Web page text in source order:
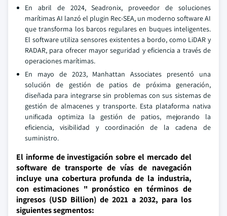
En abril de 2024, Seadronix, proveedor de soluciones
marítimas AI lanzó el plugin Rec-SEA, un moderno software AI
que transforma los barcos regulares en buques inteligentes.
El software utiliza sensores existentes a bordo, como LiDAR y
RADAR, para ofrecer mayor seguridad y eficiencia a través de
operaciones marítimas.
En mayo de 2023, Manhattan Associates presentó una
solución de gestión de patios de próxima generación,
diseñada para integrarse sin problemas con sus sistemas de
gestión de almacenes y transporte. Esta plataforma nativa
unificada optimiza la gestión de patios, mejorando la
eficiencia, visibilidad y coordinación de la cadena de
suministro.
El informe de investigación sobre el mercado del
software de transporte de vías de navegación
incluye una cobertura profunda de la industria,
con estimaciones " pronóstico en términos de
ingresos (USD Billion) de 2021 a 2032, para los
siguientes segmentos: